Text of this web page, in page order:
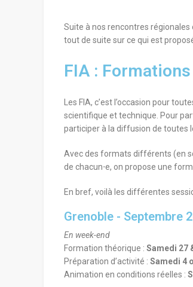
Suite à nos rencontres régionales
tout de suite sur ce qui est
FIA :
Les FIA, c’est l’occasion pour
scientifique et technique. Pour
participer à la diffusion de toutes
Avec des formats différents (en
de chacun⋅e, on propose une
En bref, voilà les différentes
Grenoble - Septembre
En week-end
Formation théorique : Samedi 27
Préparation d’activité : Samedi 4
Animation en conditions réelles :